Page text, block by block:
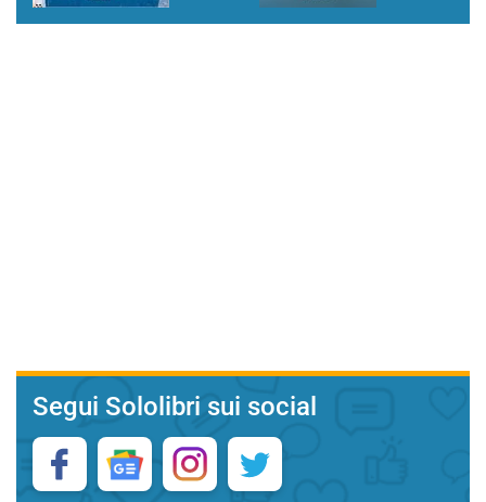
Segui Sololibri sui social